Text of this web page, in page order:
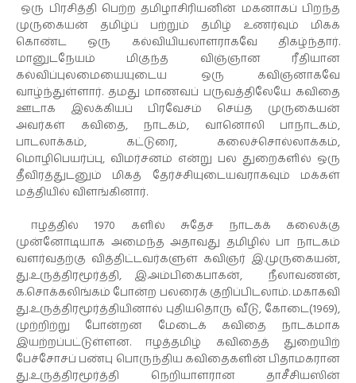
ஒரு பிரசித்தி பெற்ற தமிழாசிரியனின் மகனாகப் பிறந்த
முருகையன் தமிழ்ப் பற்றும் தமிழ் உணர்வும் மிகக்
கொண்ட ஒரு கல்வியியலாளராகவே திகழ்ந்தார்.
மானுடநேயம் மிகுந்த விஞ்ஞான ரீதியான
கல்விப்புலமையையுடைய ஒரு கவிஞனாகவே
வாழ்ந்துள்ளார். தமது மாணவப் பருவத்திலேயே கவிதை
ஊடாக இலக்கியப் பிரவேசம் செய்த முருகையன்
அவர்கள் கவிதை, நாடகம், வானொலி பாநாடகம்,
பாடலாக்கம், கட்டுரை, கலைச்சொல்லாக்கம்,
மொழிபெயர்ப்பு, விமர்சனம் என்று பல துறைகளில் ஒரு
தீவிரத்துடனும் மிகத் தேர்ச்சியுடையவராகவும் மக்கள்
மத்தியில் விளங்கினார்.
ஈழத்தில் 1970 களில் சுதேச நாடகக் கலைக்கு
முன்னோடியாக அமைந்த அதாவது தமிழில் பா நாடகம்
வளர்வதற்கு வித்திட்டவர்களுள் கவிஞர் இ.முருகையன்,
து.உருத்திரமூர்த்தி, இ.அம்பிகைபாகன், நீலாவணன்,
க.சொக்கலிங்கம் போன்ற பலரைக் குறிப்பிடலாம். மகாகவி
து.உருத்திரமூர்த்தியினால் புதியதொரு வீடு, கோடை(1969),
முற்றிற்று போன்றன மேடைக் கவிதை நாடகமாக
இயற்றப்பட்டுள்ளன. ஈழத்தமிழ் கவிதைத் துறையிற்
பேச்சோசப் பண்பு பொருந்திய கவிதைகளின் பிதாமகரான
து.உருத்திரமூர்த்தி நெறியாளரான தாசீசியஸின்